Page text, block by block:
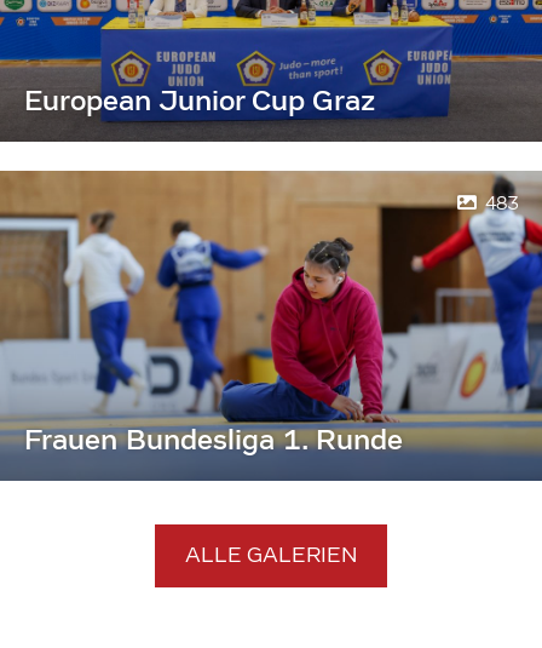
European Junior Cup Graz
483
Frauen Bundesliga 1. Runde
ALLE GALERIEN